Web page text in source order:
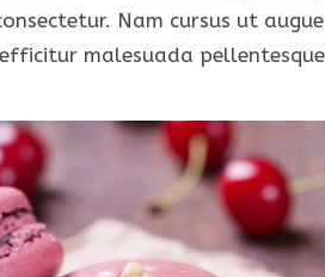
Nam cursus ut
efficitur malesuada